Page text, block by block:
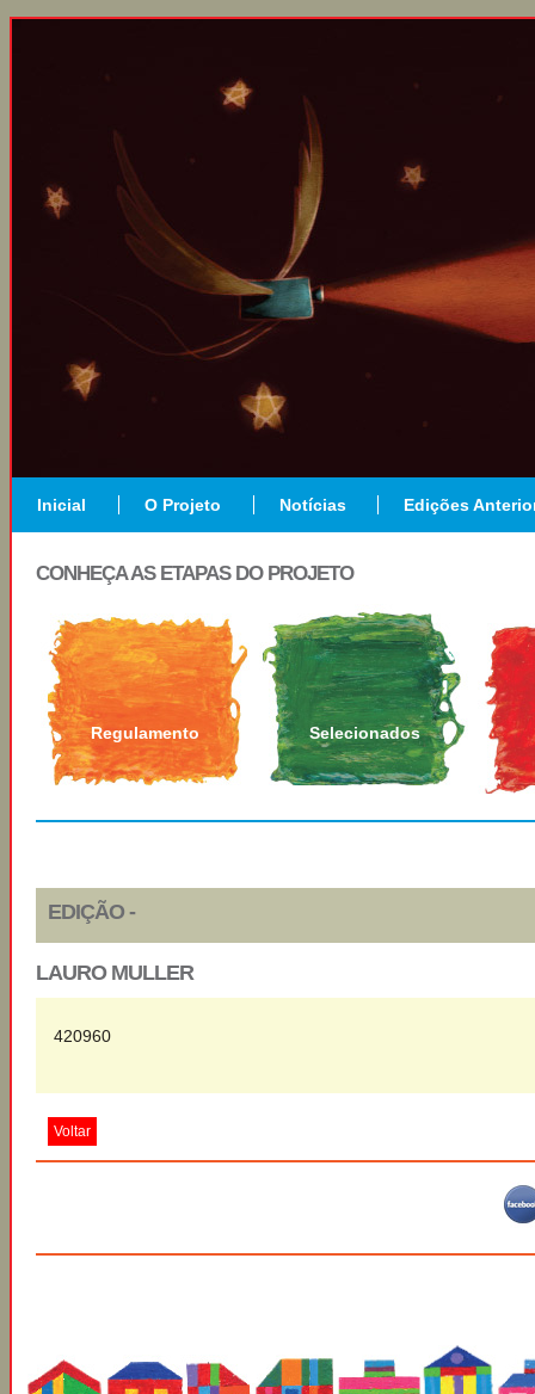
Inicial O Projeto Notícias Edições
CONHEÇA AS ETAPAS DO PROJETO
Regulamento Selecionados
EDIÇÃO -
LAURO MULLER
420960
Voltar